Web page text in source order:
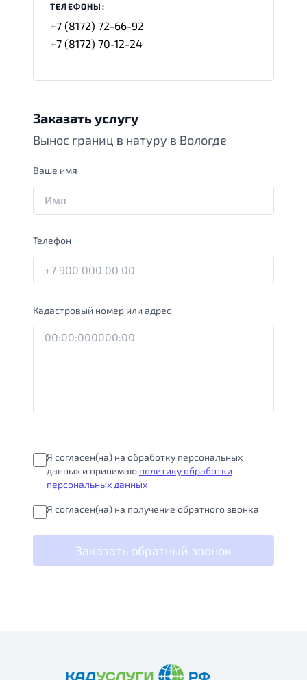
ТЕЛЕФОНЫ:
+7 (8172) 72-66-92
+7 (8172) 70-12-24
Заказать услугу
Вынос границ в натуру в Вологде
Ваше имя
Телефон
Кадастровый номер или адрес
Я согласен(на) на обработку персональных
данных и принимаю политику обработки
персональных данных
Я согласен(на) на получение обратного звонка
Заказать обратный звонок